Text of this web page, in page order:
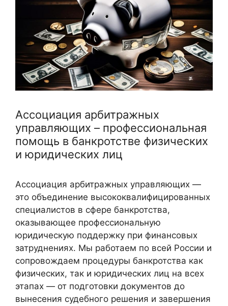
Ассоциация арбитражных
управляющих – профессиональная
помощь в банкротстве физических
и юридических лиц
Ассоциация арбитражных управляющих —
это объединение высококвалифицированных
специалистов в сфере банкротства,
оказывающее профессиональную
юридическую поддержку при финансовых
затруднениях. Мы работаем по всей России и
сопровождаем процедуры банкротства как
физических, так и юридических лиц на всех
этапах — от подготовки документов до
вынесения судебного решения и завершения